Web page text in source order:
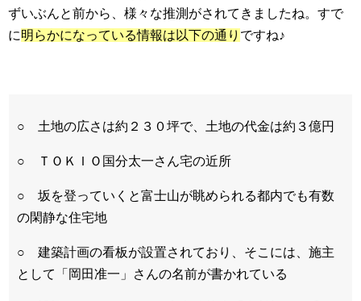
ずいぶんと前から、様々な推測がされてきましたね。すで
に明らかになっている情報は以下の通り ですね♪
○ 土地の広さは約２３０坪で、土地の代金は約３億円
○ ＴＯＫＩＯ国分太一さん宅の近所
○ 坂を登っていくと富士山が眺められる都内でも有数
の閑静な住宅地
○ 建築計画の看板が設置されており、そこには、施主
として「岡田准一」さんの名前が書かれている